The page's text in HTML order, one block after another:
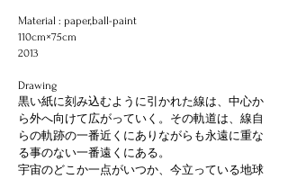
Material : paper,ball-paint
110cm×75cm
2013
Drawing
黒い紙に刻み込むように引かれた線は、中心か
ら外へ向けて広がっていく。その軌道は、線自
らの軌跡の一番近くにありながらも永遠に重な
る事のない一番遠くにある。
宇宙のどこか一点がいつか、今立っている地球